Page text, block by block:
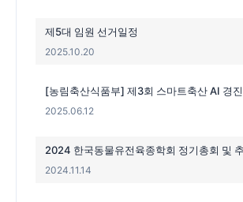
제5대 임원 선거일정
2025.10.20
2025.06.12
2024.11.14